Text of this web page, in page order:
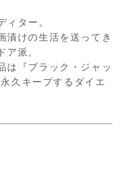
ィター。
漬けの生活を送ってき
ア派。
は『ブラック・ジャッ
久キープするダイエ